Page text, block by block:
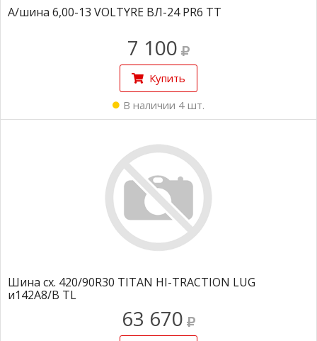
А/шина 6,00-13 VOLTYRE ВЛ-24 PR6 TТ
7 100
Купить
В наличии 4 шт.
Шина сх. 420/90R30 TITAN HI-TRACTION LUG
и142A8/B TL
63 670